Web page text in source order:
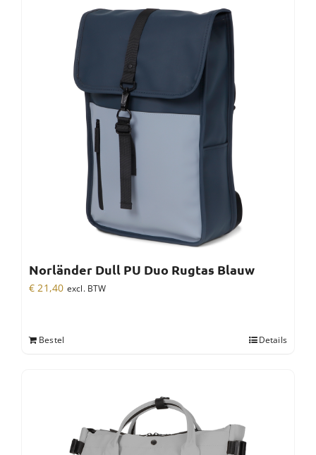
Norländer Dull PU Duo Rugtas Blauw
€ 21,40 excl. BTW
Bestel Details